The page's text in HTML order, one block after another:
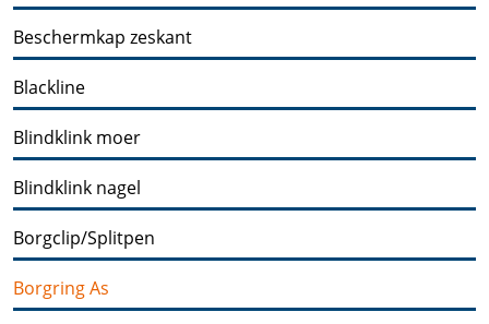
Beschermkap zeskant
Blackline
Blindklink moer
Blindklink nagel
Borgclip/Splitpen
Borgring As